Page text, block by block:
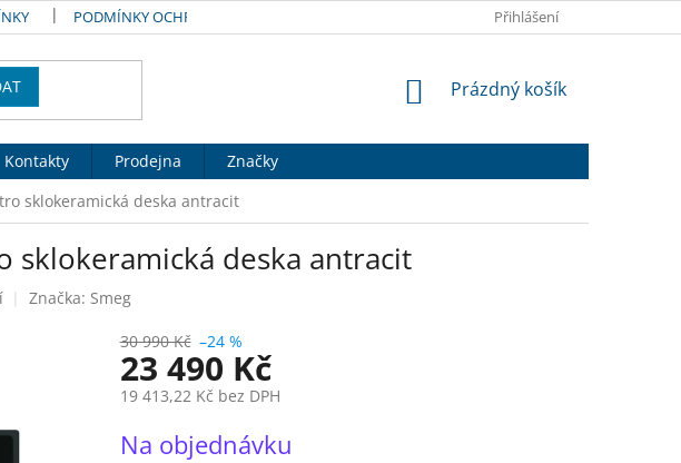
PODMÍNKY OCHRANY OSOBNÍCH ÚDAJŮ DOPRAVA A PLATBAPřihlášení
NÁKUPNÍ
Prázdný košík
Kontakty Prodejna
Značky
sklokeramická deska antracit
sklokeramická deska antracit
Značka: Smeg
30 990 Kč –24 %
23 490 Kč
19 413,22 Kč bez DPH
cena:
Na objednávku